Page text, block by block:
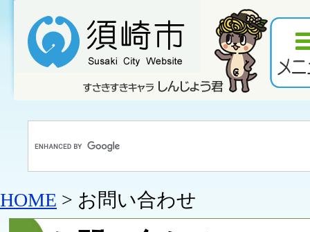
HOME > お問い合わせ